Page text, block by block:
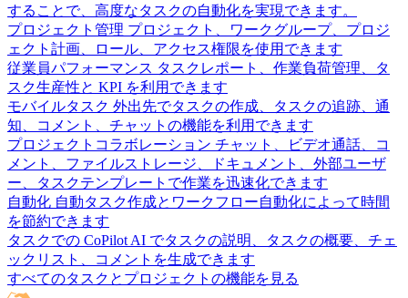
することで、高度なタスクの自動化を実現できます。
プロジェクト管理 プロジェクト、ワークグループ、プロジ
ェクト計画、ロール、アクセス権限を使用できます
従業員パフォーマンス タスクレポート、作業負荷管理、タ
スク生産性と KPI を利用できます
モバイルタスク 外出先でタスクの作成、タスクの追跡、通
知、コメント、チャットの機能を利用できます
プロジェクトコラボレーション チャット、ビデオ通話、コ
メント、ファイルストレージ、ドキュメント、外部ユーザ
ー、タスクテンプレートで作業を迅速化できます
自動化 自動タスク作成とワークフロー自動化によって時間
を節約できます
タスクでの CoPilot AI でタスクの説明、タスクの概要、チェ
ックリスト、コメントを生成できます
すべてのタスクとプロジェクトの機能を見る